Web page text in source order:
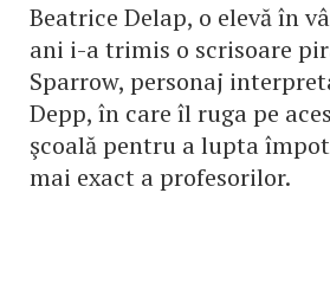
Beatrice Delap, o elevă în
ani i-a trimis o scrisoare
Sparrow, personaj
Depp, în care îl ruga pe
şcoală pentru a lupta
mai exact a profesorilor.